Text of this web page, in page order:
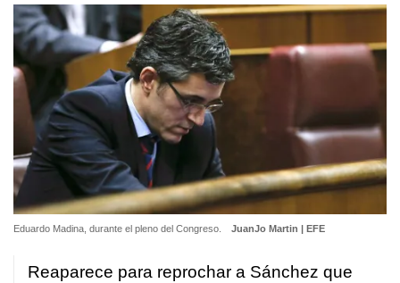
Eduardo Madina, durante el pleno del Congreso. JuanJo Martin | EFE
Reaparece para reprochar a Sánchez que